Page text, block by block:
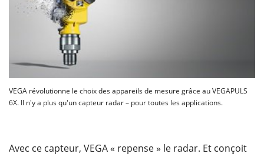
VEGA révolutionne le choix des appareils de mesure grâce au VEGAPULS
6X. Il n'y a plus qu'un capteur radar – pour toutes les applications.
Avec ce capteur, VEGA « repense » le radar. Et conçoit